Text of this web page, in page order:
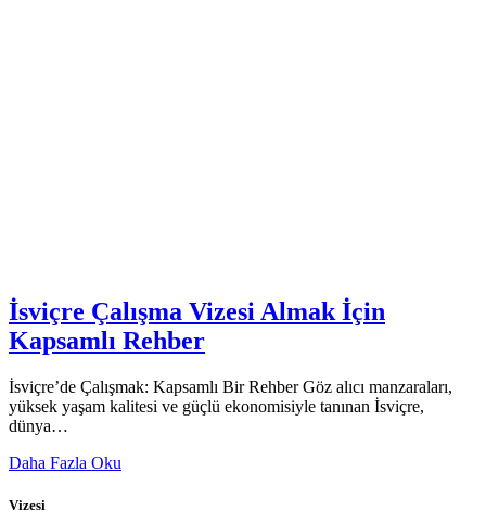
İsviçre Çalışma Vizesi Almak İçin
Kapsamlı Rehber
İsviçre’de Çalışmak: Kapsamlı Bir Rehber Göz alıcı manzaraları,
yüksek yaşam kalitesi ve güçlü ekonomisiyle tanınan İsviçre,
dünya…
Daha Fazla Oku
Vizesi